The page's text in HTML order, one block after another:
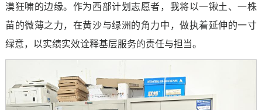
漠狂啸的边缘。作为西部计划志愿者，我将以一锹土、一株
苗的微薄之力，在黄沙与绿洲的角力中，做执着延伸的一寸
绿意，以实绩实效诠释基层服务的责任与担当。